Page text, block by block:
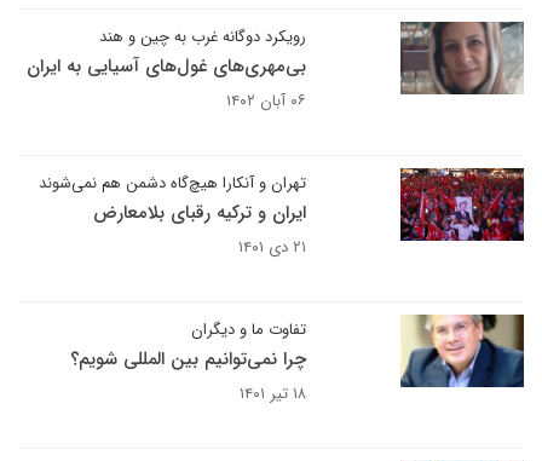
رویکرد دوگانه غرب به چین و هند
بی‌مهری‌های غول‌های آسیایی به ایران
۰۶ آبان ۱۴۰۲
تهران و آنکارا هیچ‌گاه دشمن هم نمی‌شوند
ایران و ترکیه رقبای بلامعارض
۲۱ دی ۱۴۰۱
تفاوت ما و دیگران
چرا نمی‌توانیم بین المللی شویم؟
۱۸ تیر ۱۴۰۱